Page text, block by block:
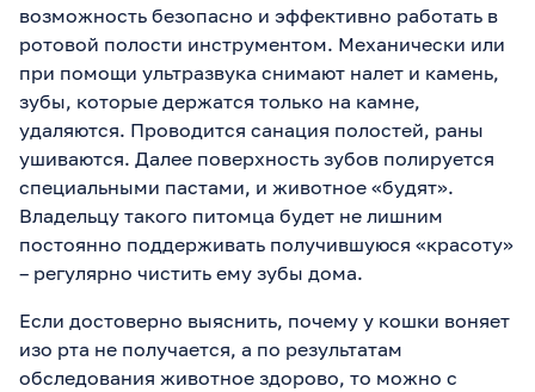
возможность безопасно и эффективно работать в
ротовой полости инструментом. Механически или
при помощи ультразвука снимают налет и камень,
зубы, которые держатся только на камне,
удаляются. Проводится санация полостей, раны
ушиваются. Далее поверхность зубов полируется
специальными пастами, и животное «будят».
Владельцу такого питомца будет не лишним
постоянно поддерживать получившуюся «красоту»
– регулярно чистить ему зубы дома.
Если достоверно выяснить, почему у кошки воняет
изо рта не получается, а по результатам
обследования животное здорово, то можно с